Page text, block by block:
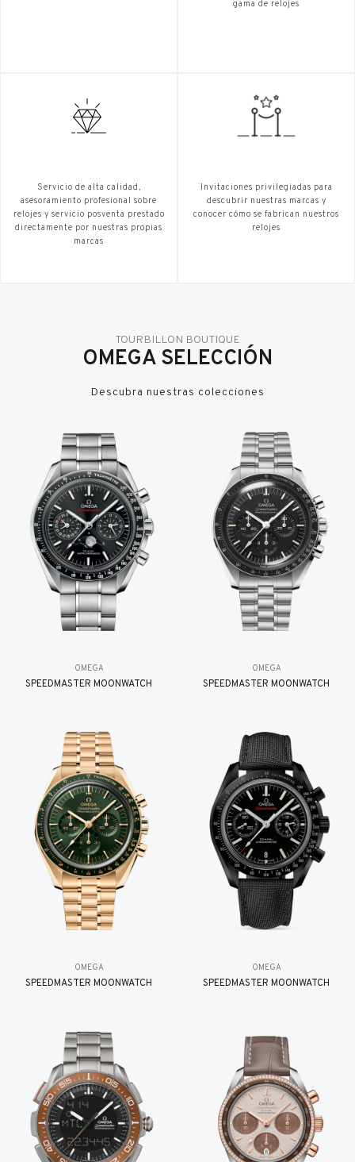
gama de relojes
Servicio de alta calidad,
asesoramiento profesional sobre
relojes y servicio posventa prestado
directamente por nuestras propias
marcas
Invitaciones privilegiadas para
descubrir nuestras marcas y
conocer cómo se fabrican nuestros
relojes
TOURBILLON BOUTIQUE
OMEGA SELECCIÓN
Descubra nuestras colecciones
OMEGA
SPEEDMASTER MOONWATCH
OMEGA
SPEEDMASTER MOONWATCH
OMEGA
SPEEDMASTER MOONWATCH
OMEGA
SPEEDMASTER MOONWATCH